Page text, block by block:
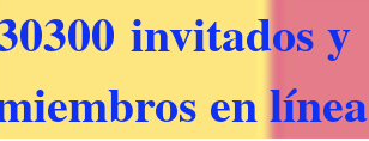
invitados y
en línea